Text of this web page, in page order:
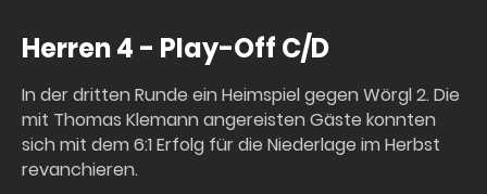
Herren 4 - Play-Off C/D
In der dritten Runde ein Heimspiel gegen Wörgl 2. Die
mit Thomas Klemann angereisten Gäste konnten
sich mit dem 6:1 Erfolg für die Niederlage im Herbst
revanchieren.